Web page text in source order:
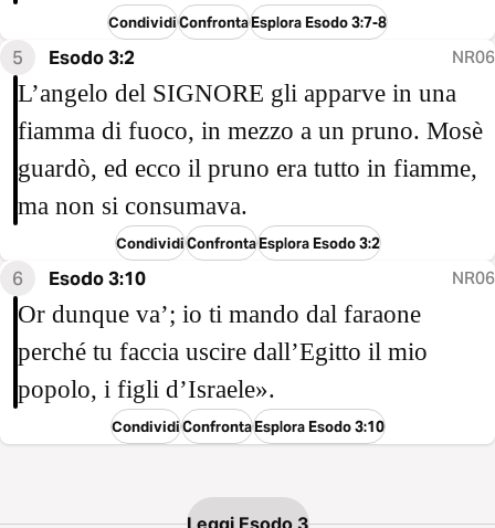
CondividiConfrontaEsplora Esodo 3:7-8
5 Esodo 3:2 NR06
L’angelo del SIGNORE gli apparve in una
fiamma di fuoco, in mezzo a un pruno. Mosè
guardò, ed ecco il pruno era tutto in fiamme,
ma non si consumava.
CondividiConfrontaEsplora Esodo 3:2
6 Esodo 3:10 NR06
Or dunque va’; io ti mando dal faraone
perché tu faccia uscire dall’Egitto il mio
popolo, i figli d’Israele».
CondividiConfrontaEsplora Esodo 3:10
Leggi Esodo 3